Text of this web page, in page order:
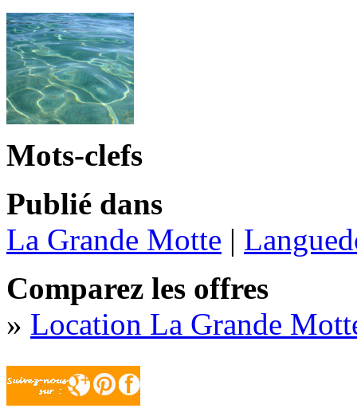
Mots-clefs
Publié dans
La Grande Motte |
Comparez les offres
» Location La Grande